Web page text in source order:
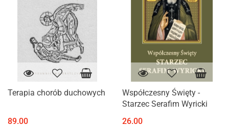
Terapia chorób duchowych
89.00
Współczesny Święty -
Starzec Serafim Wyricki
26.00